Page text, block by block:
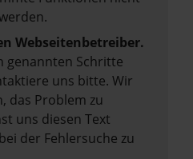
Webseitenbetreiber.
genannten Schritte
uns bitte. Wir
das Problem zu
uns diesen Text
der Fehlersuche zu